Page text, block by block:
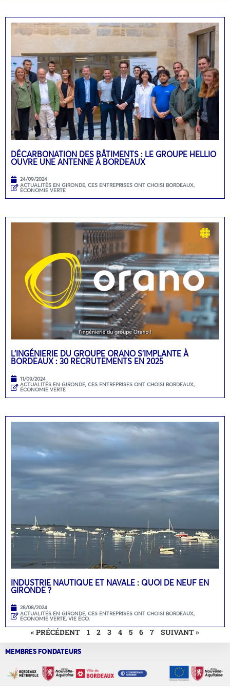
DÉCARBONATION DES BÂTIMENTS : LE GROUPE HELLIO
OUVRE UNE ANTENNE À BORDEAUX
24/09/2024
ACTUALITÉS EN GIRONDE, CES ENTREPRISES ONT CHOISI BORDEAUX,
ÉCONOMIE VERTE
L’INGÉNIERIE DU GROUPE ORANO S’IMPLANTE À
BORDEAUX : 30 RECRUTEMENTS EN 2025
11/09/2024
ACTUALITÉS EN GIRONDE, CES ENTREPRISES ONT CHOISI BORDEAUX,
ÉCONOMIE VERTE
INDUSTRIE NAUTIQUE ET NAVALE : QUOI DE NEUF EN
GIRONDE ?
28/08/2024
ACTUALITÉS EN GIRONDE, CES ENTREPRISES ONT CHOISI BORDEAUX,
ÉCONOMIE VERTE, VIE ÉCO.
« PRÉCÉDENT 1 2 3 4 5 6 7 SUIVANT »
MEMBRES FONDATEURS